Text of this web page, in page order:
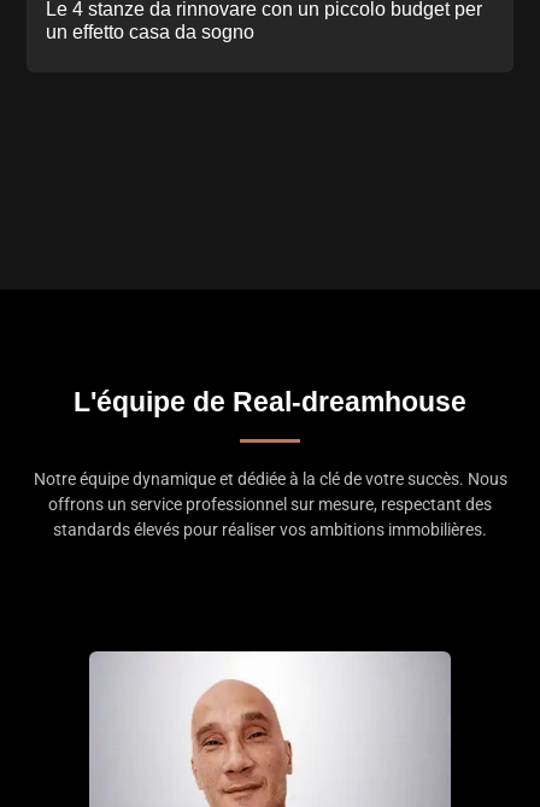
Le 4 stanze da rinnovare con un piccolo budget per
un effetto casa da sogno
L'équipe de Real-dreamhouse
Notre équipe dynamique et dédiée à la clé de votre succès. Nous
offrons un service professionnel sur mesure, respectant des
standards élevés pour réaliser vos ambitions immobilières.